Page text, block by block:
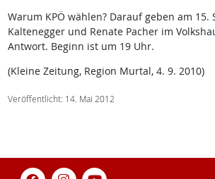
Warum KPÖ wählen? Darauf geben am 15.
Kaltenegger und Renate Pacher im
Antwort. Beginn ist um 19 Uhr.
(Kleine Zeitung, Region Murtal, 4. 9. 2010)
Veröffentlicht: 14. Mai 2012